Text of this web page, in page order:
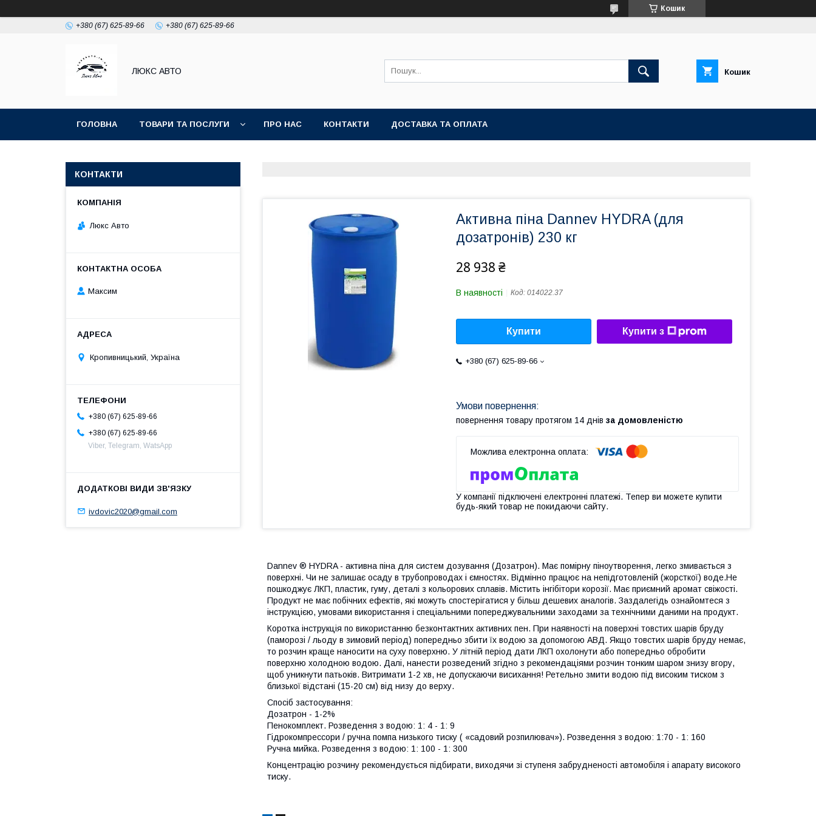
Кошик
+380 (67) 625-89-66 +380 (67) 625-89-66
ЛЮКС АВТО Кошик
ГОЛОВНА ТОВАРИ ТА ПОСЛУГИ ПРО НАС КОНТАКТИ ДОСТАВКА ТА ОПЛАТА
Активна піна Dannev HYDRA (для
дозатронів) 230 кг
28 938 ₴
В наявності Код: 014022.37
Купити Купити з
+380 (67) 625-89-66
повернення товару протягом 14 днів за домовленістю
У компанії підключені електронні платежі. Тепер ви можете купити
будь-який товар не покидаючи сайту.
Dannev ® HYDRA - активна піна для систем дозування (Дозатрон). Має помірну піноутворення, легко змивається з
поверхні. Чи не залишає осаду в трубопроводах і ємностях. Відмінно працює на непідготовленій (жорсткої) воде.Не
пошкоджує ЛКП, пластик, гуму, деталі з кольорових сплавів. Містить інгібітори корозії. Має приємний аромат свіжості.
Продукт не має побічних ефектів, які можуть спостерігатися у більш дешевих аналогів. Заздалегідь ознайомтеся з
інструкцією, умовами використання і спеціальними попереджувальними заходами за технічними даними на продукт.
Коротка інструкція по використанню безконтактних активних пен. При наявності на поверхні товстих шарів бруду
(паморозі / льоду в зимовий період) попередньо збити їх водою за допомогою АВД. Якщо товстих шарів бруду немає,
то розчин краще наносити на суху поверхню. У літній період дати ЛКП охолонути або попередньо обробити
поверхню холодною водою. Далі, нанести розведений згідно з рекомендаціями розчин тонким шаром знизу вгору,
щоб уникнути патьоків. Витримати 1-2 хв, не допускаючи висихання! Ретельно змити водою під високим тиском з
близької відстані (15-20 см) від низу до верху.
Спосіб застосування:
Дозатрон - 1-2%
Пенокомплект. Розведення з водою: 1: 4 - 1: 9
Гідрокомпрессори / ручна помпа низького тиску ( «садовий розпилювач»). Розведення з водою: 1:70 - 1: 160
Ручна мийка. Розведення з водою: 1: 100 - 1: 300
Концентрацію розчину рекомендується підбирати, виходячи зі ступеня забрудненості автомобіля і апарату високого
тиску.
КОНТАКТИ
Люкс Авто
Максим
Кропивницький, Україна
+380 (67) 625-89-66
+380 (67) 625-89-66
Viber, Telegram, WatsApp
ivdovic2020@gmail.com